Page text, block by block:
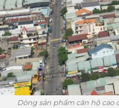
Dòng sản phẩm căn hộ